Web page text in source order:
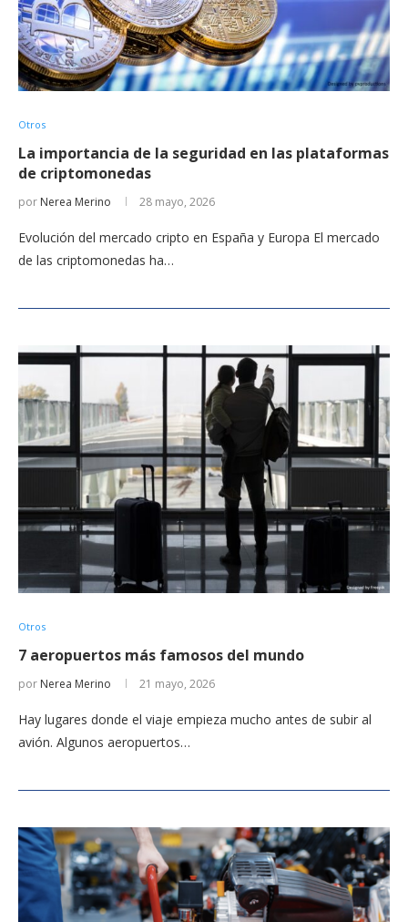
Otros
La importancia de la seguridad en las plataformas
de criptomonedas
por Nerea Merino 28 mayo, 2026
Evolución del mercado cripto en España y Europa El mercado
de las criptomonedas ha…
Otros
7 aeropuertos más famosos del mundo
por Nerea Merino 21 mayo, 2026
Hay lugares donde el viaje empieza mucho antes de subir al
avión. Algunos aeropuertos…